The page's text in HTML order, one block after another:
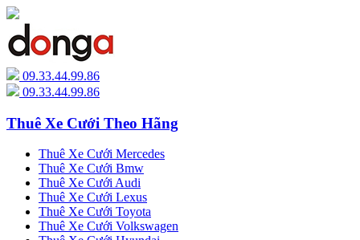
09.33.44.99.86
09.33.44.99.86
Thuê Xe Cưới Theo Hãng
Thuê Xe Cưới Mercedes
Thuê Xe Cưới Bmw
Thuê Xe Cưới Audi
Thuê Xe Cưới Lexus
Thuê Xe Cưới Toyota
Thuê Xe Cưới Volkswagen